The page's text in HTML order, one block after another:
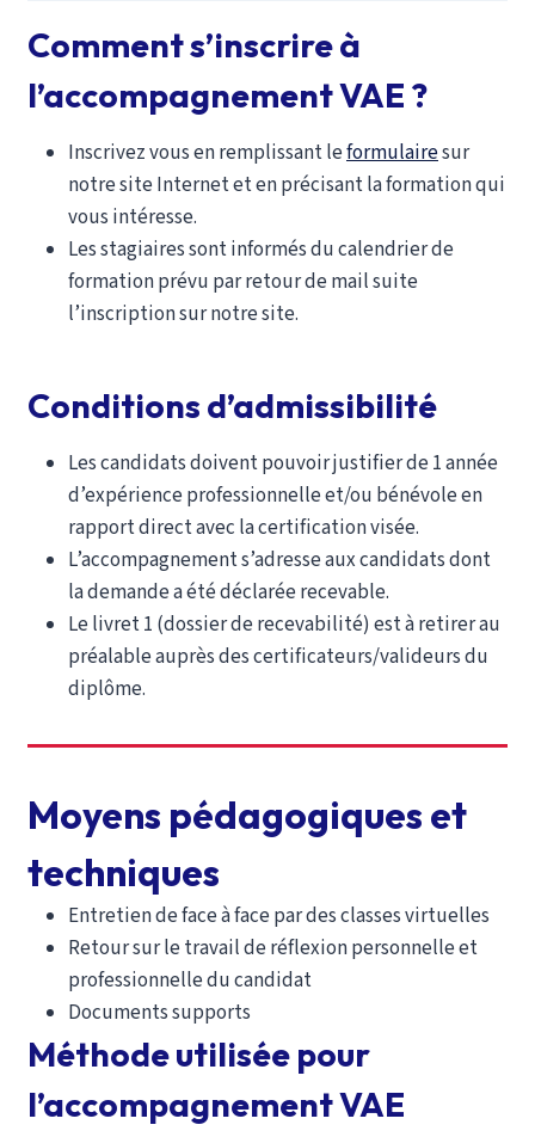
Comment s’inscrire à
l’accompagnement VAE ?
Inscrivez vous en remplissant leformulairesur
notre site Internet et en précisant la formation qui
vous intéresse.
Les stagiaires sont informés du calendrier de
formation prévu par retour de mail suite
l’inscription sur notre site.
Conditions d’admissibilité
Les candidats doivent pouvoir justifier de 1 année
d’expérience professionnelle et/ou bénévole en
rapport direct avec la certification visée.
L’accompagnement s’adresse aux candidats dont
la demande a été déclarée recevable.
Le livret 1 (dossier de recevabilité) est à retirer au
préalable auprès des certificateurs/valideurs du
diplôme.
Moyens pédagogiques et
techniques
Entretien de face à face par des classes virtuelles
Retour sur le travail de réflexion personnelle et
professionnelle du candidat
Documents supports
Méthode utilisée pour
l’accompagnement VAE